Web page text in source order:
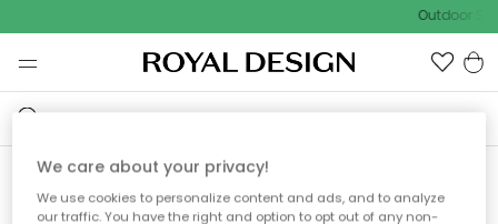
Outdoor
We care about your privacy!
We use cookies to personalize content and ads, and to analyze
our traffic. You have the right and option to opt out of any non-